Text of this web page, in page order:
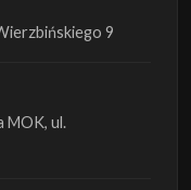
9
MOK, ul.